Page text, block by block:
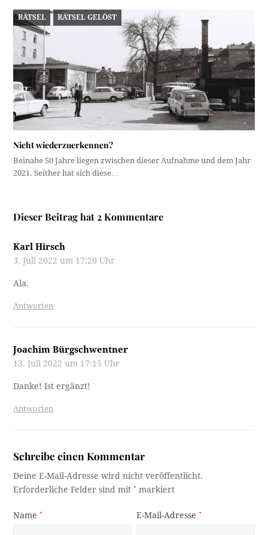
RÄTSEL RÄTSEL GELÖST
Nicht wiederzuerkennen?
Beinahe 50 Jahre liegen zwischen dieser Aufnahme und dem Jahr
2021. Seither hat sich diese…
Dieser Beitrag hat 2 Kommentare
Karl Hirsch
3. Juli 2022 um 17:20 Uhr
Ala.
Antworten
Joachim Bürgschwentner
13. Juli 2022 um 17:15 Uhr
Danke! Ist ergänzt!
Antworten
Schreibe einen Kommentar
Deine E-Mail-Adresse wird nicht veröffentlicht.
Erforderliche Felder sind mit* markiert
Name* E-Mail-Adresse*